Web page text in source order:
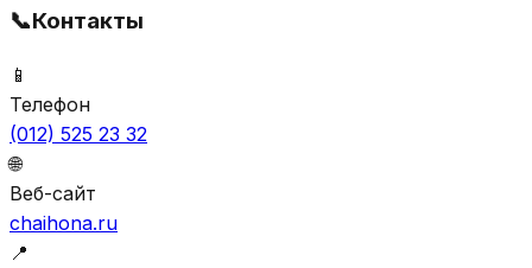
📞Контакты
📱
Телефон
(012) 525 23 32
🌐
Веб-сайт
chaihona.ru
📍